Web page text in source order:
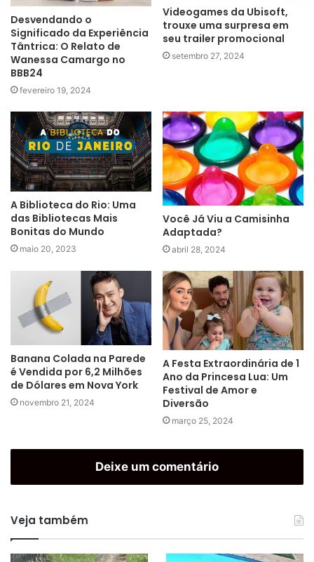
Desvendando o
Significado da Experiência
Tântrica: O Relato de
Wanessa Camargo no
BBB24
fevereiro 19, 2024
Videogames da Ubisoft,
trouxe uma surpresa em
seu trailer promocional
setembro 27, 2024
A Biblioteca do Rio: Uma
das Bibliotecas Mais
Bonitas do Mundo
maio 20, 2023
Você Já Viu a Camisinha
Adaptada?
abril 28, 2024
Banana Colada na Parede
é Vendida por 6,2 Milhões
de Dólares em Nova York
novembro 21, 2024
A Festa Extraordinária de 1
Ano da Princesa Lua: Um
Festival de Amor e
Diversão
março 25, 2024
Deixe um comentário
Veja também